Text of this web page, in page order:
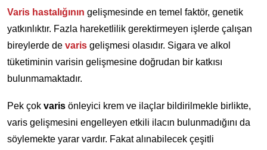
Varis hastalığının gelişmesinde en temel faktör, genetik
yatkınlıktır. Fazla hareketlilik gerektirmeyen işlerde çalışan
bireylerde de varis gelişmesi olasıdır. Sigara ve alkol
tüketiminin varisin gelişmesine doğrudan bir katkısı
bulunmamaktadır.
Pek çok varis önleyici krem ve ilaçlar bildirilmekle birlikte,
varis gelişmesini engelleyen etkili ilacın bulunmadığını da
söylemekte yarar vardır. Fakat alınabilecek çeşitli